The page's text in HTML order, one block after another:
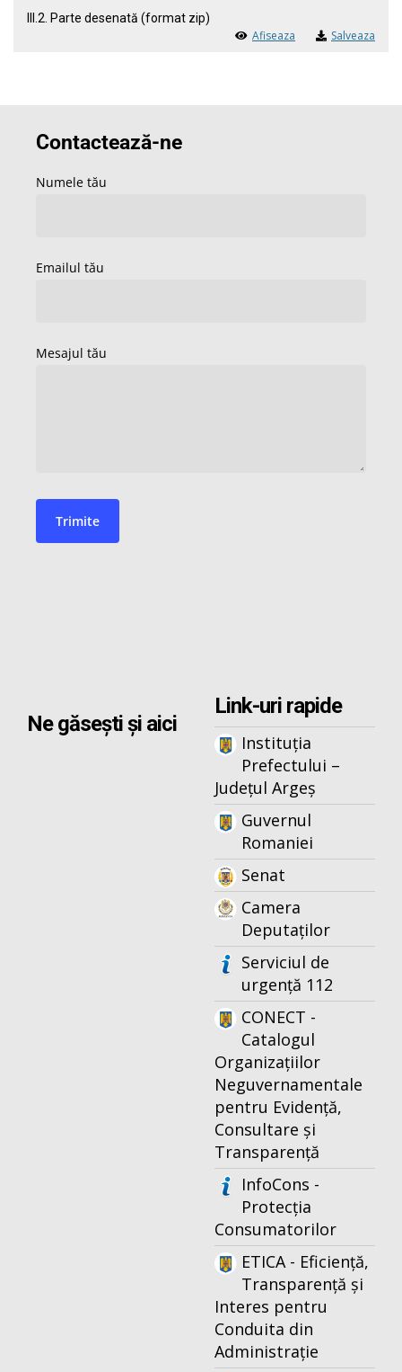
III.2. Parte desenată (format zip)
Afiseaza Salveaza
Ne găsești și aici
Link-uri rapide
Instituția
Prefectului –
Județul Argeș
Guvernul
Romaniei
Senat
Camera
Deputaților
Serviciul de
urgență 112
CONECT -
Catalogul
Organizațiilor
Neguvernamentale
pentru Evidență,
Consultare și
Transparență
InfoCons -
Protecția
Consumatorilor
ETICA - Eficiență,
Transparență și
Interes pentru
Conduita din
Administrație